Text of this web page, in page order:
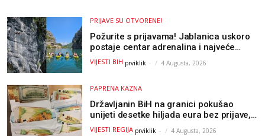
PRIJAVE SU OTVORENE!
Požurite s prijavama! Jablanica uskoro
postaje centar adrenalina i najveće
outdoor avanture ovog ljeta
VIJESTI BIH prviklik - 4 Augusta, 2026
PAPRENA KAZNA
Državljanin BiH na granici pokušao
unijeti desetke hiljada eura bez prijave,
uslijedila “paprena” kazna
VIJESTI REGIJA prviklik - 4 Augusta, 2026